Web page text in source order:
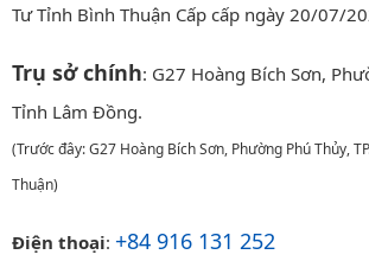
Tư Tỉnh Bình Thuận Cấp cấp ngày 20/07/
Trụ sở chính: G27 Hoàng Bích Sơn,
Tỉnh Lâm Đồng.
(Trước đây: G27 Hoàng Bích Sơn, Phường Phú Thủy,
Thuận)
Điện thoại: +84 916 131 252